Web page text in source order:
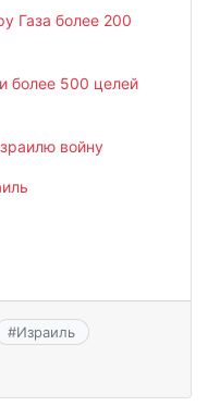
Газа более 200
более 500 целей
войну
#Израиль